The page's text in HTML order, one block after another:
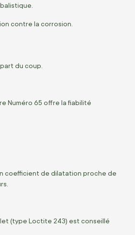
contre la corrosion.
du coup.
Numéro 65 offre la fiabilité
coefficient de dilatation proche de
(type Loctite 243) est conseillé